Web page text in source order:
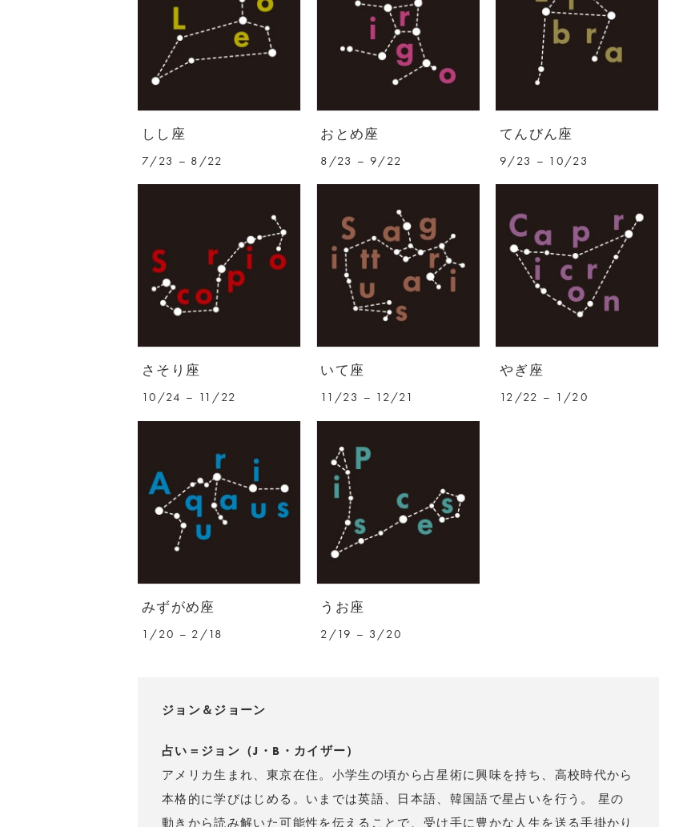
しし座
7/23 – 8/22
おとめ座
8/23 – 9/22
てんびん座
9/23 – 10/23
さそり座
10/24 – 11/22
いて座
11/23 – 12/21
やぎ座
12/22 – 1/20
みずがめ座
1/20 – 2/18
うお座
2/19 – 3/20
ジョン＆ジョーン
占い＝ジョン（J・B・カイザー）
アメリカ生まれ、東京在住。小学生の頃から占星術に興味を持ち、高校時代から
本格的に学びはじめる。いまでは英語、日本語、韓国語で星占いを行う。 星の
動きから読み解いた可能性を伝えることで、受け手に豊かな人生を送る手掛かり